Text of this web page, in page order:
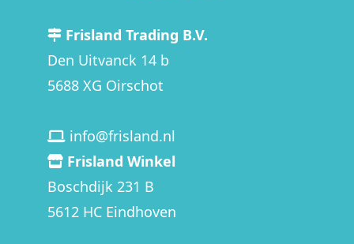
Frisland Trading B.V.
Den Uitvanck 14 b
5688 XG Oirschot
info@frisland.nl
Frisland Winkel
Boschdijk 231 B
5612 HC Eindhoven